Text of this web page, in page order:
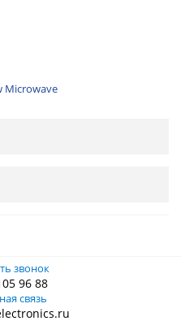
Microwave
звонок
96 88
связь